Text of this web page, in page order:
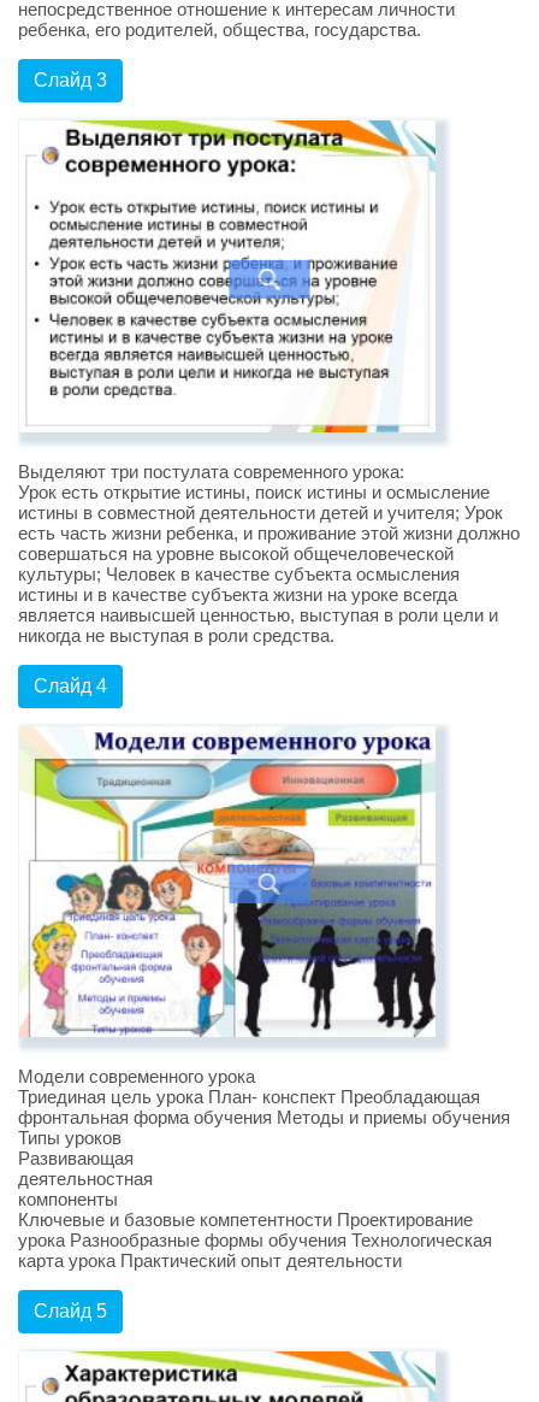
непосредственное отношение к интересам личности
ребенка, его родителей, общества, государства.
Слайд 3
Выделяют три постулата современного урока:
Урок есть открытие истины, поиск истины и осмысление
истины в совместной деятельности детей и учителя; Урок
есть часть жизни ребенка, и проживание этой жизни должно
совершаться на уровне высокой общечеловеческой
культуры; Человек в качестве субъекта осмысления
истины и в качестве субъекта жизни на уроке всегда
является наивысшей ценностью, выступая в роли цели и
никогда не выступая в роли средства.
Слайд 4
Модели современного урока
Триединая цель урока План- конспект Преобладающая
фронтальная форма обучения Методы и приемы обучения
Типы уроков
Развивающая
деятельностная
компоненты
Ключевые и базовые компетентности Проектирование
урока Разнообразные формы обучения Технологическая
карта урока Практический опыт деятельности
Слайд 5